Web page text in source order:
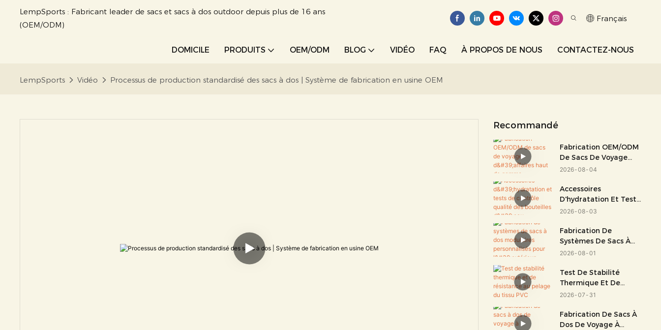
LempSports : Fabricant leader de sacs et sacs à dos outdoor depuis plus de 16 ans
(OEM/ODM)
Français
DOMICILE PRODUITS OEM/ODM BLOG VIDÉO FAQ À PROPOS DE NOUS CONTACTEZ-NOUS
LempSports Vidéo Processus de production standardisé des sacs à dos | Système de fabrication en usine OEM
Recommandé
Fabrication OEM/ODM
De Sacs De Voyage
D'affaires Haut De
2026 08 04
Accessoires
D'hydratation Et Tests
De Contrôle Qualité
2026 08 03
Fabrication De
Systèmes De Sacs À
Dos Modulaires
L'extérieur
2026 08 01
Test De Stabilité
Thermique Et De
Résistance Au Pelage
2026 07 31
Fabrication De Sacs À
Dos De Voyage À